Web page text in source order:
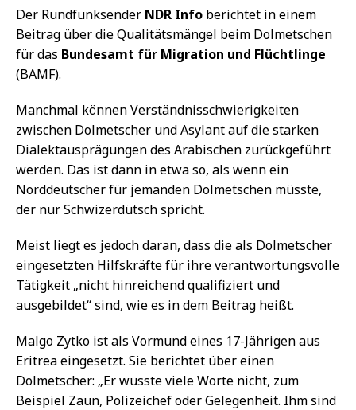
Der Rundfunksender NDR Info berichtet in einem
Beitrag über die Qualitätsmängel beim Dolmetschen
für das Bundesamt für Migration und Flüchtlinge
(BAMF).
Manchmal können Verständnisschwierigkeiten
zwischen Dolmetscher und Asylant auf die starken
Dialektausprägungen des Arabischen zurückgeführt
werden. Das ist dann in etwa so, als wenn ein
Norddeutscher für jemanden Dolmetschen müsste,
der nur Schwizerdütsch spricht.
Meist liegt es jedoch daran, dass die als Dolmetscher
eingesetzten Hilfskräfte für ihre verantwortungsvolle
Tätigkeit „nicht hinreichend qualifiziert und
ausgebildet“ sind, wie es in dem Beitrag heißt.
Malgo Zytko ist als Vormund eines 17-Jährigen aus
Eritrea eingesetzt. Sie berichtet über einen
Dolmetscher: „Er wusste viele Worte nicht, zum
Beispiel Zaun, Polizeichef oder Gelegenheit. Ihm sind